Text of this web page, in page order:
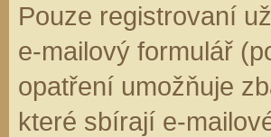
Pouze registrovaní
e-mailový formulář
opatření umožňuje
které sbírají e-